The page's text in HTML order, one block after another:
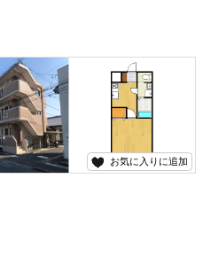
お気に入りに追加